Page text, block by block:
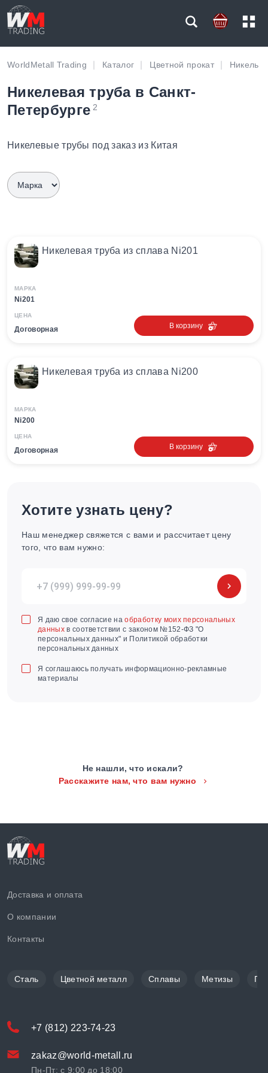
WorldMetall Trading Каталог Цветной прокат Никель
Никелевая труба в Санкт-
Петербурге 2
Никелевые трубы под заказ из Китая
Никелевая труба из сплава Ni201
МАРКА
Ni201
ЦЕНА
Договорная В корзину
Никелевая труба из сплава Ni200
МАРКА
Ni200
ЦЕНА
Договорная В корзину
Хотите узнать цену?
Наш менеджер свяжется с вами и рассчитает цену
того, что вам нужно:
Я даю свое согласие наобработку моих персональных
данныхв соответствии с законом №152-ФЗ "О
персональных данных" и Политикой обработки
персональных данных
Я соглашаюсь получать информационно-рекламные
материалы
Не нашли, что искали?
Расскажите нам, что вам нужно
Доставка и оплата
О компании
Контакты
Сталь Цветной металл Сплавы Метизы
+7 (812) 223-74-23
zakaz@world-metall.ru
Пн-Пт: с 9:00 до 18:00